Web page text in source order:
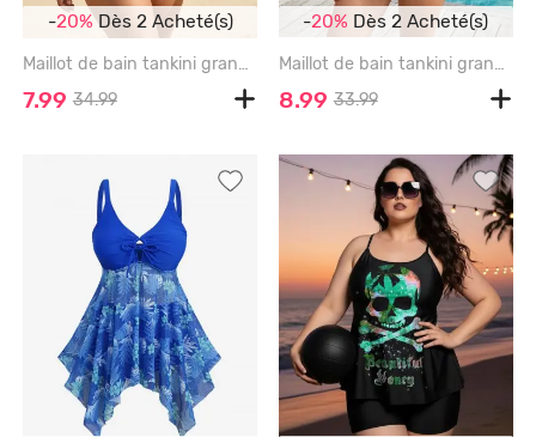
-20%Dès 2 Acheté(s)
Maillot de bain tankini grande taille à imprimé tête de mort et tournesol, ourlet péplum croisé et ceinture cintrée - LIGHT PINK - 2X | US 18-20
7.99 34.99
-20% Dès 2 Acheté(s)
Maillot de bain tankini grande taille à imprimé floral ombré et décolleté en V, échancré. - BLACK - 1X | US 14-16
8.99 33.99